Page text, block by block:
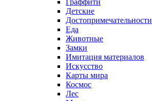
Граффити
Детские
Достопримечательности
Еда
Животные
Замки
Имитация материалов
Искусство
Карты мира
Космос
Лес